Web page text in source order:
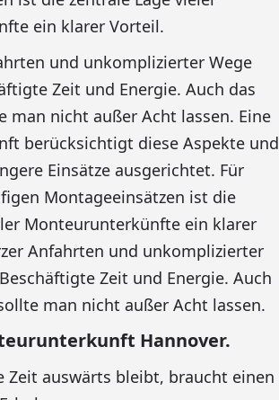
ein klarer Vorteil.
und unkomplizierter Wege
Zeit und Energie. Auch das
man nicht außer Acht lassen. Eine
berücksichtigt diese Aspekte und
Einsätze ausgerichtet. Für
Montageeinsätzen ist die
Monteurunterkünfte ein klarer
Anfahrten und unkomplizierter
Zeit und Energie. Auch
man nicht außer Acht lassen.
Hannover.
Zeit auswärts bleibt, braucht einen